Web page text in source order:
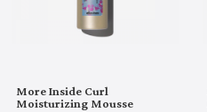
More Inside Curl
Moisturizing Mousse